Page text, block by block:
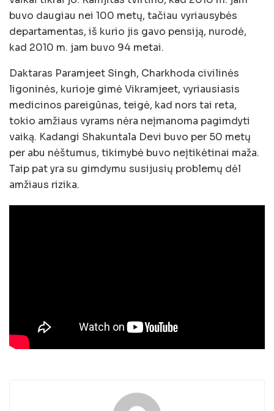
buvo daugiau nei 100 metų, tačiau vyriausybės
departamentas, iš kurio jis gavo pensiją, nurodė,
kad 2010 m. jam buvo 94 metai.
Daktaras Paramjeet Singh, Charkhoda civilinės
ligoninės, kurioje gimė Vikramjeet, vyriausiasis
medicinos pareigūnas, teigė, kad nors tai reta,
tokio amžiaus vyrams nėra neįmanoma pagimdyti
vaiką. Kadangi Shakuntala Devi buvo per 50 metų
per abu nėštumus, tikimybė buvo neįtikėtinai maža.
Taip pat yra su gimdymu susijusių problemų dėl
amžiaus rizika.